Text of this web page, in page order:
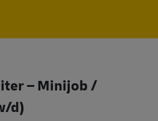
– Minijob /
d)